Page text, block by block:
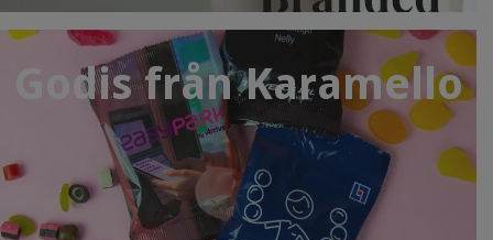
Godis från Karamello